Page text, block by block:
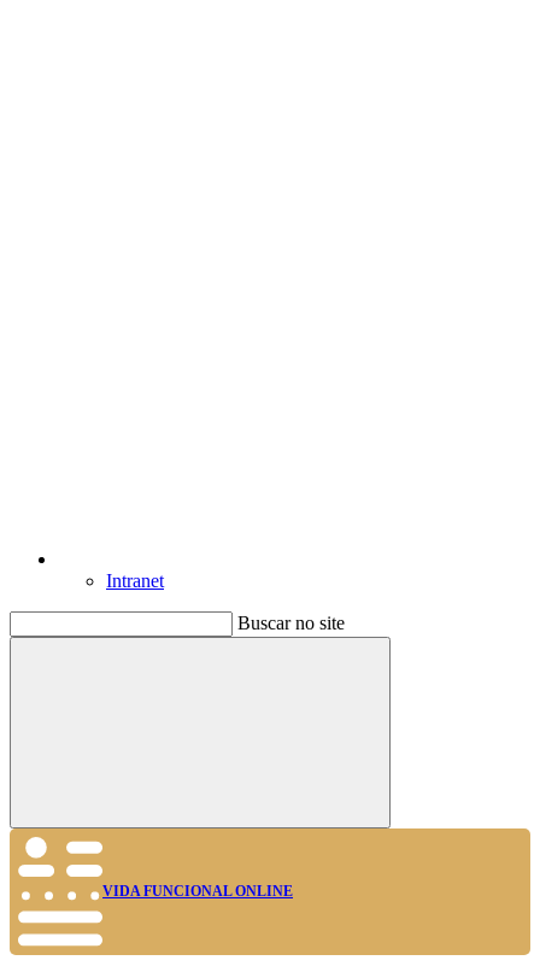
Intranet
Buscar no site
Buscar
VIDA FUNCIONAL ONLINE